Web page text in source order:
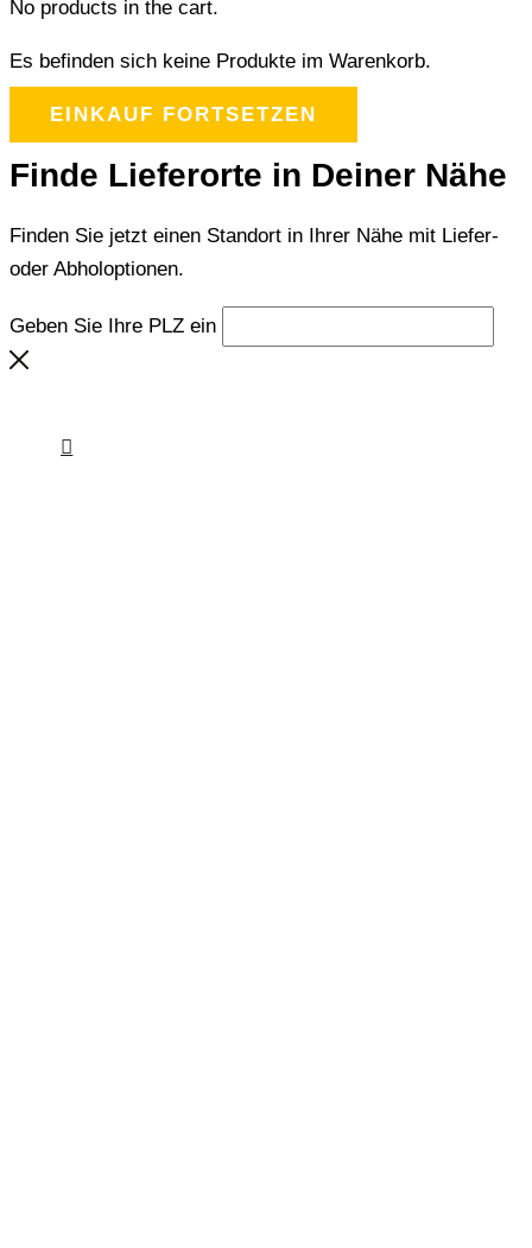
No products in the cart.
Es befinden sich keine Produkte im Warenkorb.
EINKAUF FORTSETZEN
Finde Lieferorte in Deiner Nähe
Finden Sie jetzt einen Standort in Ihrer Nähe mit Liefer-
oder Abholoptionen.
Geben Sie Ihre PLZ ein